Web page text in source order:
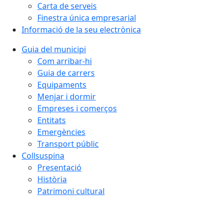
Carta de serveis
Finestra única empresarial
Informació de la seu electrònica
Guia del municipi
Com arribar-hi
Guia de carrers
Equipaments
Menjar i dormir
Empreses i comerços
Entitats
Emergències
Transport públic
Collsuspina
Presentació
Història
Patrimoni cultural